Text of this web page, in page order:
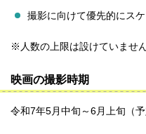
撮影に向けて優先的にス
※人数の上限は設けていません
映画の撮影時期
令和7年5月中旬～6月上旬（予